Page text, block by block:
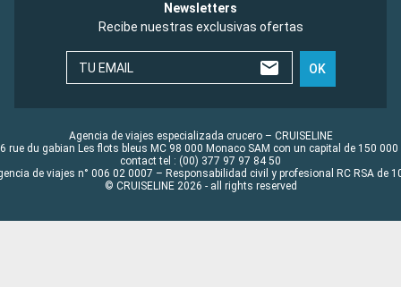
Newsletters
Recibe nuestras exclusivas ofertas
TU EMAIL OK
Agencia de viajes especializada crucero – CRUISELINE
rue du gabian Les flots bleus MC 98 000 Monaco SAM con un capital de 150 000
contact tel : (00) 377 97 97 84 50
de viajes n° 006 02 0007 – Responsabilidad civil y profesional RC RSA de
© CRUISELINE 2026 - all rights reserved